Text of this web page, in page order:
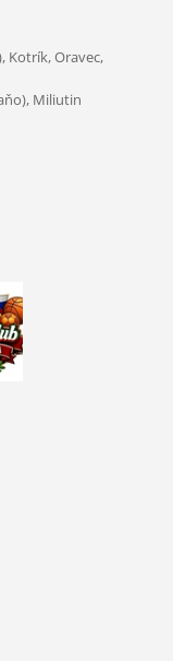
Kotrík, Oravec,
Miliutin